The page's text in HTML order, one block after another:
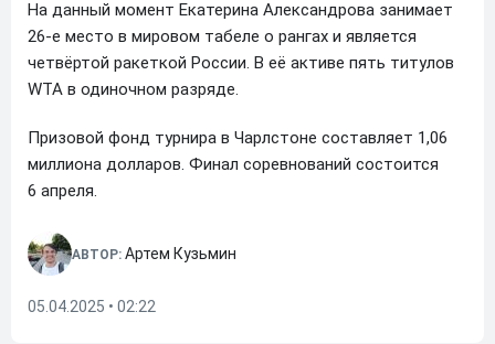
На данный момент Екатерина Александрова занимает
26-е место в мировом табеле о рангах и является
четвёртой ракеткой России. В её активе пять титулов
WTA в одиночном разряде.
Призовой фонд турнира в Чарлстоне составляет 1,06
миллиона долларов. Финал соревнований состоится
6 апреля.
АВТОР: Артем Кузьмин
05.04.2025 • 02:22